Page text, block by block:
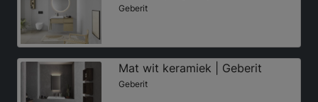
Geberit
Mat wit keramiek | Geberit
Geberit